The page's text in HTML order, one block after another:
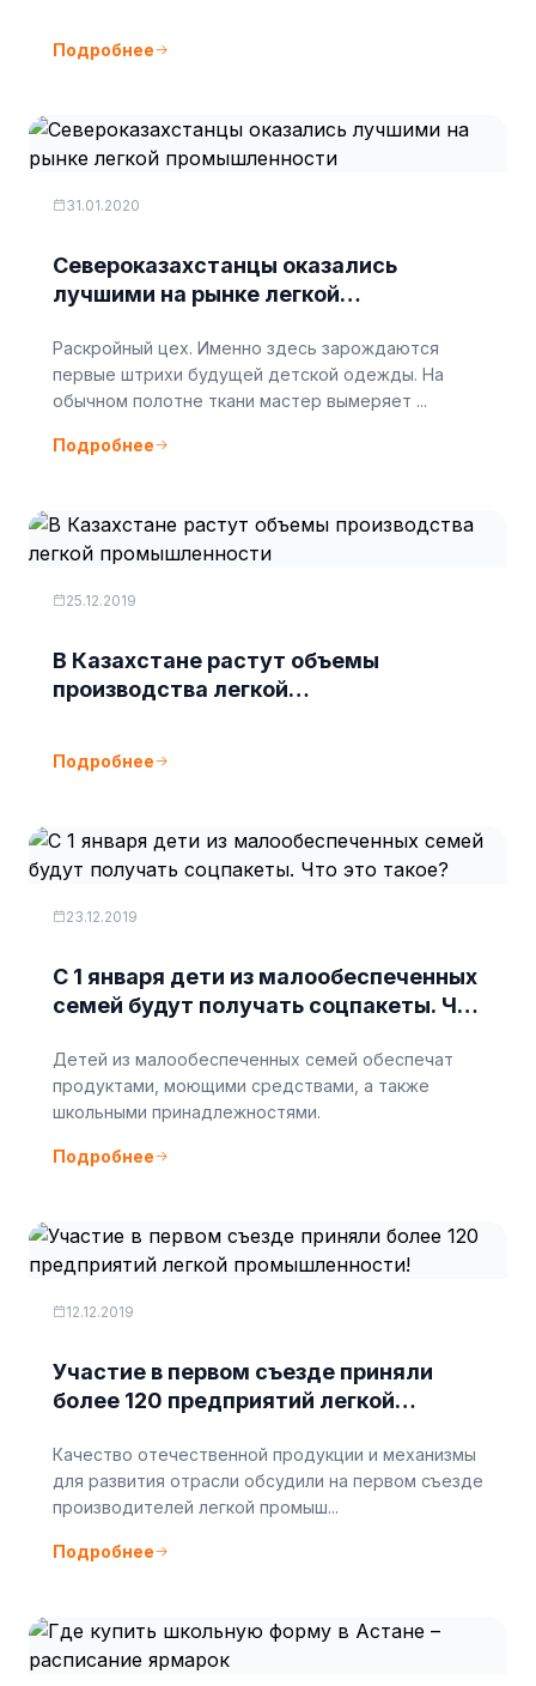
Подробнее
31.01.2020
Североказахстанцы оказались
лучшими на рынке легкой
Раскройный цех. Именно здесь зарождаются
первые штрихи будущей детской одежды. На
обычном полотне ткани мастер вымеряет ...
Подробнее
25.12.2019
В Казахстане растут объемы
производства легкой
Подробнее
23.12.2019
С 1 января дети из малообеспеченных
семей будут получать соцпакеты. Что
Детей из малообеспеченных семей обеспечат
продуктами, моющими средствами, а также
школьными принадлежностями.
Подробнее
12.12.2019
Участие в первом съезде приняли
более 120 предприятий легкой
Качество отечественной продукции и механизмы
для развития отрасли обсудили на первом съезде
производителей легкой промыш...
Подробнее